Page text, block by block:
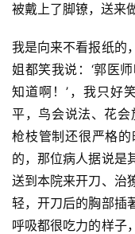
被戴上了脚镣，送来做
我是向来不看报纸的
姐都笑我说：‘郭医
知道啊！’，我只好
平，鸟会说法、花会
枪枝管制还很严格
的，那位病人据说是
送到本院来开刀、治
轻，开刀后的胸部插
呼吸都很吃力的样子